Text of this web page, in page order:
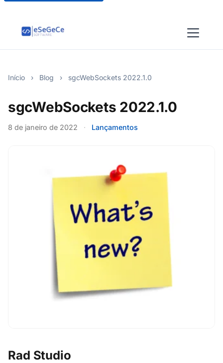
Início › Blog › sgcWebSockets 2022.1.0
sgcWebSockets 2022.1.0
8 de janeiro de 2022 · Lançamentos
Rad Studio